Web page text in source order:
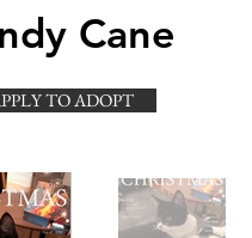
Cane
TO ADOPT